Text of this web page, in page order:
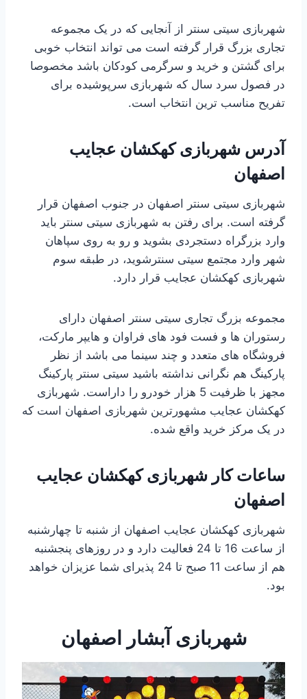
شهربازی سیتی سنتر از آنجایی که در یک مجموعه
تجاری بزرگ قرار گرفته است می تواند انتخاب خوبی
برای گشتن و خرید و سرگرمی کودکان باشد مخصوصا
در فصول سرد سال که شهربازی سرپوشیده برای
تفریح مناسب ترین انتخاب است.
آدرس شهربازی کهکشان عجایب
اصفهان
شهربازی سیتی سنتر اصفهان در جنوب اصفهان قرار
گرفته است. برای رفتن به شهربازی سیتی سنتر باید
وارد بزرگراه دستجردی بشوید و رو به روی سپاهان
شهر وارد مجتمع سیتی سنترشوید، در طبقه سوم
شهربازی کهکشان عجایب قرار دارد.
مجموعه بزرگ تجاری سیتی سنتر اصفهان دارای
رستوران ها و فست فود های فراوان و هایپر مارکت،
فروشگاه های متعدد و چند سینما می باشد از نظر
پارکینگ هم نگرانی نداشته باشید سیتی سنتر پارکینگ
مجهز با ظرفیت 5 هزار خودرو را داراست. شهربازی
کهکشان عجایب مشهورترین شهربازی اصفهان است که
در یک مرکز خرید واقع شده.
ساعات کار شهربازی کهکشان عجایب
اصفهان
شهربازی کهکشان عجایب اصفهان از شنبه تا چهارشنبه
از ساعت 16 تا 24 فعالیت دارد و در روزهای پنجشنبه
هم از ساعت 11 صبح تا 24 پذیرای شما عزیزان خواهد
بود.
شهربازی آبشار اصفهان